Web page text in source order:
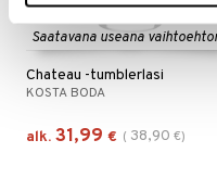
Saatavana useana
Chateau -tumblerlasi
KOSTA BODA
alk. 31,99 € ( 38,90 €)